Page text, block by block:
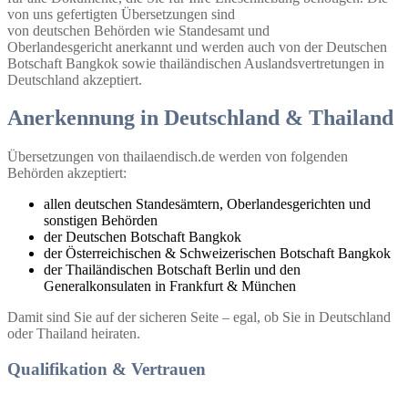
von uns gefertigten Übersetzungen sind
von deutschen Behörden wie Standesamt und
Oberlandesgericht anerkannt und werden auch von der Deutschen
Botschaft Bangkok sowie thailändischen Auslandsvertretungen in
Deutschland akzeptiert.
Anerkennung in Deutschland & Thailand
Übersetzungen von thailaendisch.de werden von folgenden
Behörden akzeptiert:
allen deutschen Standesämtern, Oberlandesgerichten und
sonstigen Behörden
der Deutschen Botschaft Bangkok
der Österreichischen & Schweizerischen Botschaft Bangkok
der Thailändischen Botschaft Berlin und den
Generalkonsulaten in Frankfurt & München
Damit sind Sie auf der sicheren Seite – egal, ob Sie in Deutschland
oder Thailand heiraten.
Qualifikation & Vertrauen